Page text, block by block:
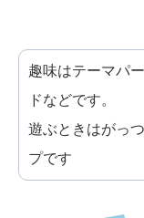
趣味はテーマパ
ドなどです。
遊ぶときはがっ
プです